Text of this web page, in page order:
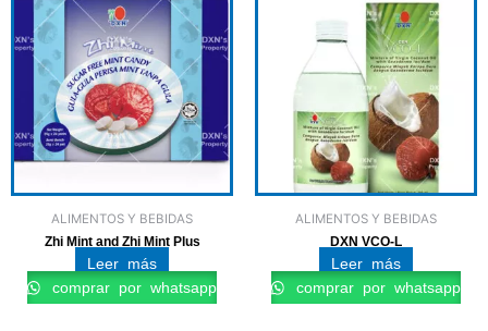
ALIMENTOS Y BEBIDAS
Zhi Mint and Zhi Mint Plus
Leer más
comprar por whatsapp
ALIMENTOS Y BEBIDAS
DXN VCO-L
Leer más
comprar por whatsapp